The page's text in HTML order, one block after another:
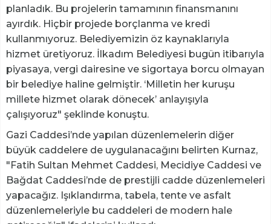
planladık. Bu projelerin tamamının finansmanını
ayırdık. Hiçbir projede borçlanma ve kredi
kullanmıyoruz. Belediyemizin öz kaynaklarıyla
hizmet üretiyoruz. İlkadım Belediyesi bugün itibarıyla
piyasaya, vergi dairesine ve sigortaya borcu olmayan
bir belediye haline gelmiştir. ‘Milletin her kuruşu
millete hizmet olarak dönecek’ anlayışıyla
çalışıyoruz" şeklinde konuştu.
Gazi Caddesi’nde yapılan düzenlemelerin diğer
büyük caddelere de uygulanacağını belirten Kurnaz,
"Fatih Sultan Mehmet Caddesi, Mecidiye Caddesi ve
Bağdat Caddesi’nde de prestijli cadde düzenlemeleri
yapacağız. Işıklandırma, tabela, tente ve asfalt
düzenlemeleriyle bu caddeleri de modern hale